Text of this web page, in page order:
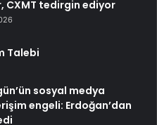
CXMT tedirgin ediyor
Talebi
sosyal medya
engeli: Erdoğan’dan